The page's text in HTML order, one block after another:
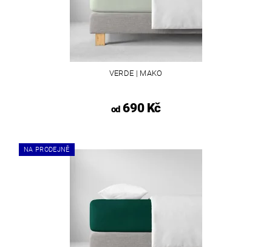
VERDE | MAKO
od690 Kč
NA PRODEJNĚ